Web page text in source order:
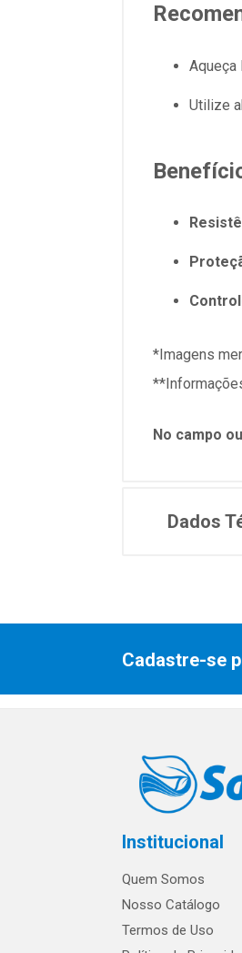
Aqueça
Utilize
*Imagens
No campo
Dados
Cadastre-se
Institucional
Quem Somos
Nosso Catálogo
Termos de Uso